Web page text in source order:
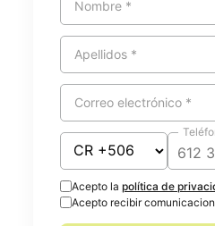
Nombre *
Apellidos *
Correo electrónico *
Acepto la política de
Acepto recibir